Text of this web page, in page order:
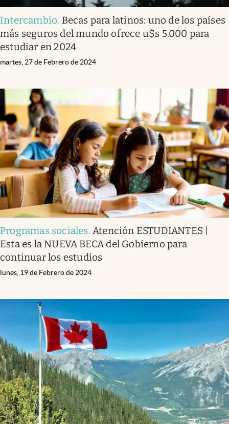
Intercambio. Becas para latinos: uno de los países
más seguros del mundo ofrece u$s 5.000 para
estudiar en 2024
martes, 27 de Febrero de 2024
Programas sociales.Atención ESTUDIANTES |
Esta es la NUEVA BECA del Gobierno para
continuar los estudios
lunes, 19 de Febrero de 2024